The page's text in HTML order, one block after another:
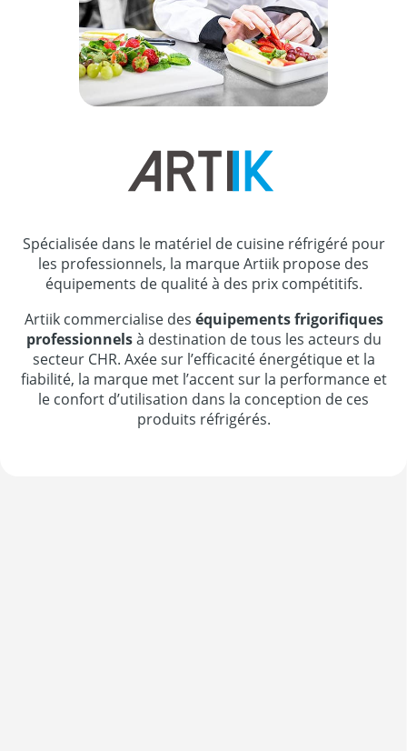
Spécialisée dans le matériel de cuisine réfrigéré pour
les professionnels, la marque Artiik propose des
équipements de qualité à des prix compétitifs.
Artiik commercialise des équipements frigorifiques
professionnelsà destination de tous les acteurs du
secteur CHR. Axée sur l’efficacité énergétique et la
fiabilité, la marque met l’accent sur la performance et
le confort d’utilisation dans la conception de ces
produits réfrigérés.